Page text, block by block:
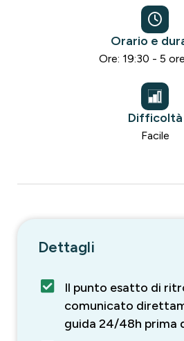
Orario e
Ore: 19:30 - 5
Difficoltà
Facile
Dettagli
Il punto esatto di
comunicato
guida 24/48h prima